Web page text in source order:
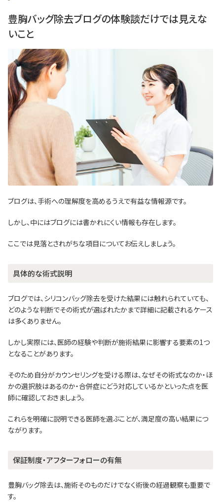
豊胸バッグ除去ブログの体験談だけでは見えな
いこと
ブログは、手術への理解度を高めるうえで有益な情報源です。
しかし、中にはブログには書かれにくい情報も存在します。
ここでは見落とされがちな項目についてお伝えしましょう。
具体的な術式説明
ブログでは、シリコンバッグ除去を受けた結果には触れられていても、
どのような判断でその術式が選ばれたかまで詳細に記載されるケース
は多くありません。
しかし実際には、医師の経験や判断が施術結果に影響する要素の1つ
となることがあります。
そのため自分がカウンセリングを受ける際は、なぜその術式なのか・ほ
かの選択肢はあるのか・合併症にどう対応しているかといった点を医
師に確認しておきましょう。
これらを明確に説明できる医師を選ぶことが、満足度の高い結果につ
ながります。
保証制度・アフターフォローの有無
豊胸バッグ除去は、施術そのものだけでなく術後の経過観察も重要で
す。